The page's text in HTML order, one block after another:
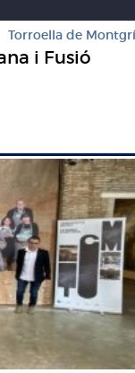
Torroella de Montgrí
i Fusió